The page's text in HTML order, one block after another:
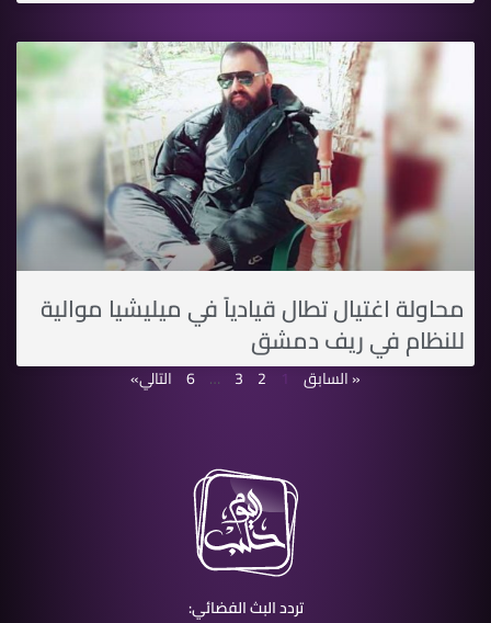
محاولة اغتيال تطال قيادياً في ميليشيا موالية
للنظام في ريف دمشق
« السابق 1
2
3
…
6 التالي»
تردد البث الفضائي: